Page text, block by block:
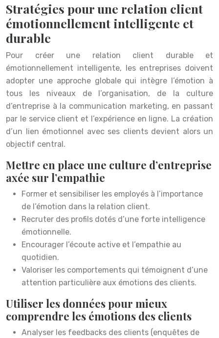
Stratégies pour une relation client
émotionnellement intelligente et
durable
Pour créer une relation client durable et
émotionnellement intelligente, les entreprises doivent
adopter une approche globale qui intègre l’émotion à
tous les niveaux de l’organisation, de la culture
d’entreprise à la communication marketing, en passant
par le service client et l’expérience en ligne. La création
d’un lien émotionnel avec ses clients devient alors un
objectif central.
Mettre en place une culture d’entreprise
axée sur l’empathie
Former et sensibiliser les employés à l’importance
de l’émotion dans la relation client.
Recruter des profils dotés d’une forte intelligence
émotionnelle.
Encourager l’écoute active et l’empathie au
quotidien.
Valoriser les comportements qui témoignent d’une
attention particulière aux émotions des clients.
Utiliser les données pour mieux
comprendre les émotions des clients
Analyser les feedbacks des clients (enquêtes de